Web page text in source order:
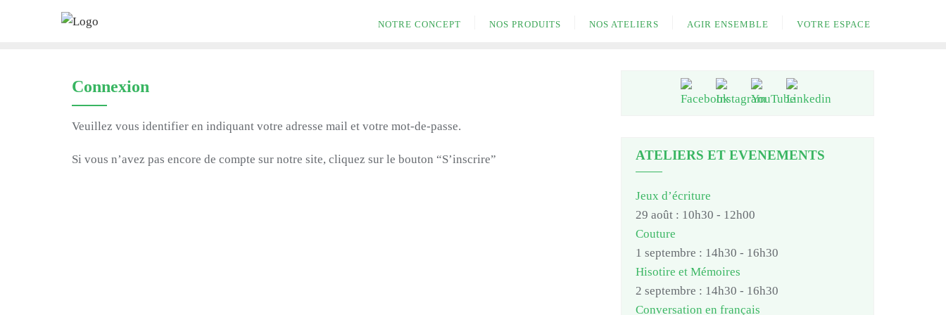
NOTRE CONCEPT NOS PRODUITS NOS ATELIERS AGIR ENSEMBLE VOTRE ESPACE
Connexion
Veuillez vous identifier en indiquant votre adresse mail et votre mot-de-passe.
Si vous n’avez pas encore de compte sur notre site, cliquez sur le bouton “S’inscrire” ATELIERS ET EVENEMENTS
Jeux d’écriture
29 août : 10h30 - 12h00
Couture
1 septembre : 14h30 - 16h30
Hisotire et Mémoires
2 septembre : 14h30 - 16h30
Conversation en français